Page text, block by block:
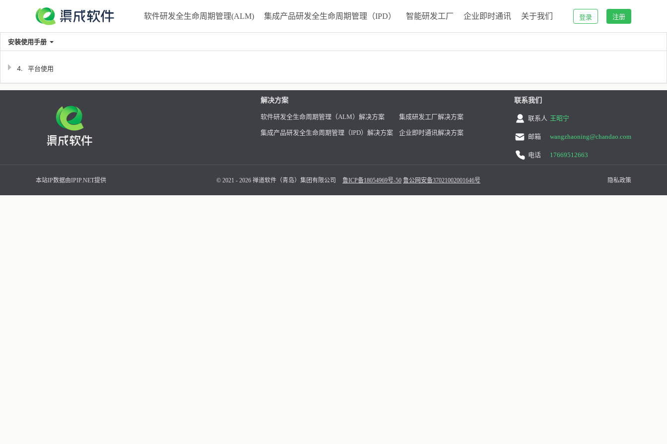
软件研发全生命周期管理(ALM) 集成产品研发全生命周期管理（IPD） 智能研发工厂 企业即时通讯 关于我们 登录 注册
安装使用手册
4. 平台使用
解决方案
软件研发全生命周期管理（ALM）解决方案 集成研发工厂解决方案
集成产品研发全生命周期管理（IPD）解决方案 企业即时通讯解决方案
联系我们
联系人 王昭宁
邮箱 wangzhaoning@chandao.com
电话 17669512663
本站IP数据由IPIP.NET提供 © 2021 - 2026 禅道软件（青岛）集团有限公司 鲁ICP备18054969号-50 鲁公网安备37021002001646号 隐私政策